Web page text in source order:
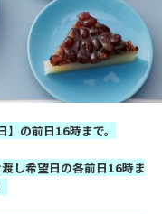
の前日16時まで。
し希望日の各前日16時ま